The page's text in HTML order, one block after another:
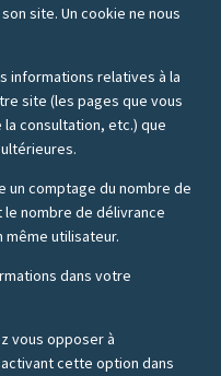
site. Un cookie ne nous
informations relatives à la
site (les pages que vous
consultation, etc.) que
un comptage du nombre de
nombre de délivrance
même utilisateur.
dans votre
vous opposer à
cette option dans